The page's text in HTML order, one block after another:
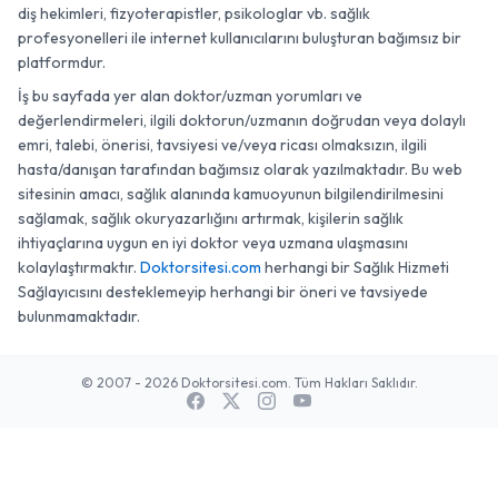
diş hekimleri, fizyoterapistler, psikologlar vb. sağlık
profesyonelleri ile internet kullanıcılarını buluşturan bağımsız bir
platformdur.
İş bu sayfada yer alan doktor/uzman yorumları ve
değerlendirmeleri, ilgili doktorun/uzmanın doğrudan veya dolaylı
emri, talebi, önerisi, tavsiyesi ve/veya ricası olmaksızın, ilgili
hasta/danışan tarafından bağımsız olarak yazılmaktadır. Bu web
sitesinin amacı, sağlık alanında kamuoyunun bilgilendirilmesini
sağlamak, sağlık okuryazarlığını artırmak, kişilerin sağlık
ihtiyaçlarına uygun en iyi doktor veya uzmana ulaşmasını
kolaylaştırmaktır. Doktorsitesi.com herhangi bir Sağlık Hizmeti
Sağlayıcısını desteklemeyip herhangi bir öneri ve tavsiyede
bulunmamaktadır.
© 2007 - 2026 Doktorsitesi.com. Tüm Hakları Saklıdır.